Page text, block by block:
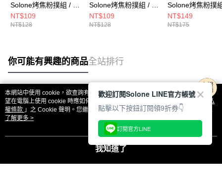
Solone烤焦粉撲組 / 氣
墊水滴手指撲(Hello
Kitty&布丁狗 各1入)
NT$109
NT$128
Solone烤焦粉撲組 / 氣
墊六角手指撲(Hello
Kitty&布丁狗 各1入)
NT$109
NT$128
Solone烤焦粉撲
墊桃形(Hello
丁狗 各1入)
NT$149
NT$175
你可能有興趣的商品全站排行
熱門標籤
本網站中使用 cookie，欲查詢有關本網站使用 cookie 方式之詳情，及若您不希
望在電腦上使用 cookie 時應如何變更電腦的 cookie 設定，請參閱本網站「
隱私
權條款 」之 Cookie 聲明。您繼續使用本網站即表示您同意本公司得按本網站使
用條款之 Cookie 聲明使用 cookie。
了解更多 >
我知道了
🎉大家敲碗的粉撲回來啦.ᐟ‪‪.ᐟ
𝙎𝙖𝙣𝙧𝙞𝙤 𝙓 𝙎𝙤𝙡𝙤𝙣𝙚烤焦粉撲全家
福
回覆至 Solone
歡迎訂閱Solone LINE官方帳號
點擊以下按鈕訂閱領9折券👇
訂閱官方LINE